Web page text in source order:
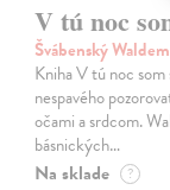
V tú noc
Švábenský
Kniha V tú noc
nespavého
očami a srdcom.
básnických…
Na sklade ?